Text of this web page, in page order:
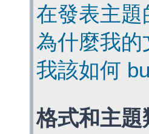
在發表主題
為什麼我的
我該如何
格式和主題